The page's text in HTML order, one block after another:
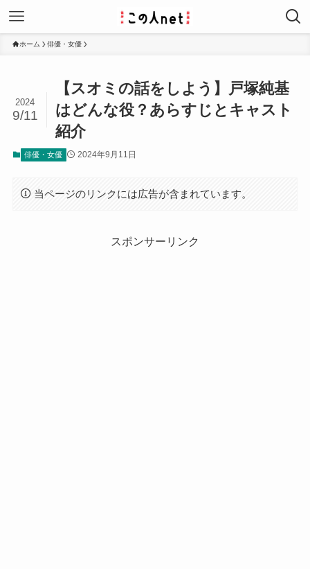
ホーム 俳優・女優
【スオミの話をしよう】戸塚純基
はどんな役？あらすじとキャスト
紹介
2024
9/11
俳優・女優 2024年9月11日
当ページのリンクには広告が含まれています。
スポンサーリンク